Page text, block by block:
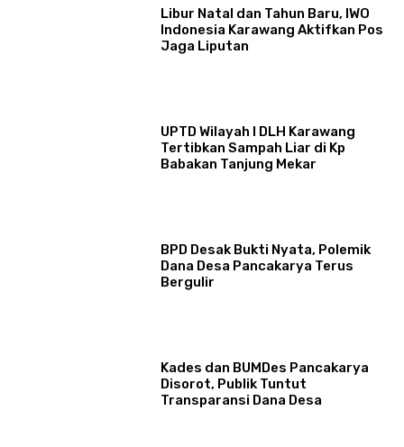
Libur Natal dan Tahun Baru, IWO
Indonesia Karawang Aktifkan Pos
Jaga Liputan
UPTD Wilayah I DLH Karawang
Tertibkan Sampah Liar di Kp
Babakan Tanjung Mekar
BPD Desak Bukti Nyata, Polemik
Dana Desa Pancakarya Terus
Bergulir
Kades dan BUMDes Pancakarya
Disorot, Publik Tuntut
Transparansi Dana Desa